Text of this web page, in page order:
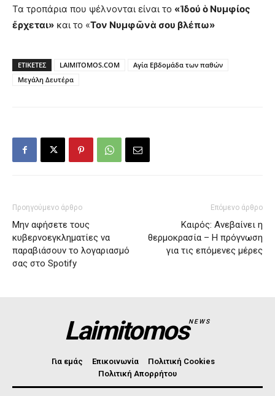
Τα τροπάρια που ψέλνονται είναι το «Ἰδού ὁ Νυμφίος
ἔρχεται» και το «Τον Νυμφῶνὰ σου βλέπω»
ΕΤΙΚΕΤΕΣ LAIMITOMOS.COM
Αγία Εβδομάδα των παθών
Μεγάλη Δευτέρα
Προηγούμενο άρθρο
Μην αφήσετε τους
κυβερνοεγκληματίες να
παραβιάσουν το λογαριασμό
σας στο Spotify
Επόμενο άρθρο
Καιρός: Ανεβαίνει η
θερμοκρασία – Η πρόγνωση
για τις επόμενες μέρες
LaimitomosNEWS
Για εμάς Επικοινωνία
Πολιτική Cookies
Πολιτική Απορρήτου